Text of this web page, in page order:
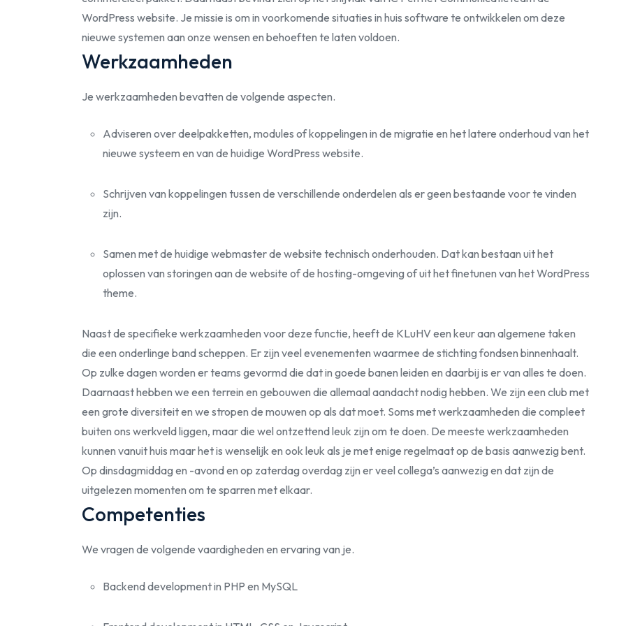
WordPress website. Je missie is om in voorkomende situaties in huis software te ontwikkelen om deze
nieuwe systemen aan onze wensen en behoeften te laten voldoen.
Werkzaamheden
Je werkzaamheden bevatten de volgende aspecten.
Adviseren over deelpakketten, modules of koppelingen in de migratie en het latere onderhoud van het
nieuwe systeem en van de huidige WordPress website.
Schrijven van koppelingen tussen de verschillende onderdelen als er geen bestaande voor te vinden
zijn.
Samen met de huidige webmaster de website technisch onderhouden. Dat kan bestaan uit het
oplossen van storingen aan de website of de hosting-omgeving of uit het finetunen van het WordPress
theme.
Naast de specifieke werkzaamheden voor deze functie, heeft de KLuHV een keur aan algemene taken
die een onderlinge band scheppen. Er zijn veel evenementen waarmee de stichting fondsen binnenhaalt.
Op zulke dagen worden er teams gevormd die dat in goede banen leiden en daarbij is er van alles te doen.
Daarnaast hebben we een terrein en gebouwen die allemaal aandacht nodig hebben. We zijn een club met
een grote diversiteit en we stropen de mouwen op als dat moet. Soms met werkzaamheden die compleet
buiten ons werkveld liggen, maar die wel ontzettend leuk zijn om te doen. De meeste werkzaamheden
kunnen vanuit huis maar het is wenselijk en ook leuk als je met enige regelmaat op de basis aanwezig bent.
Op dinsdagmiddag en -avond en op zaterdag overdag zijn er veel collega’s aanwezig en dat zijn de
uitgelezen momenten om te sparren met elkaar.
Competenties
We vragen de volgende vaardigheden en ervaring van je.
Backend development in PHP en MySQL